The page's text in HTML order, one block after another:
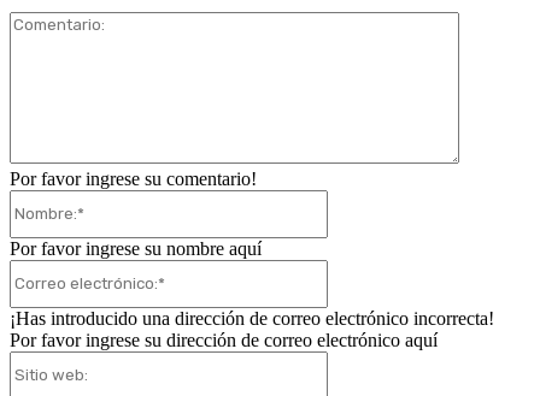
Por favor ingrese su comentario!
Por favor ingrese su nombre aquí
¡Has introducido una dirección de correo electrónico incorrecta!
Por favor ingrese su dirección de correo electrónico aquí